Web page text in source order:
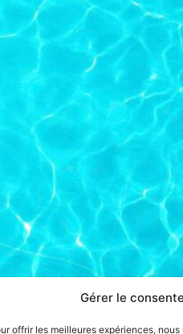
Gérer le
offrir les meilleures expériences,
de l’eau de votre
ces soins préventifs